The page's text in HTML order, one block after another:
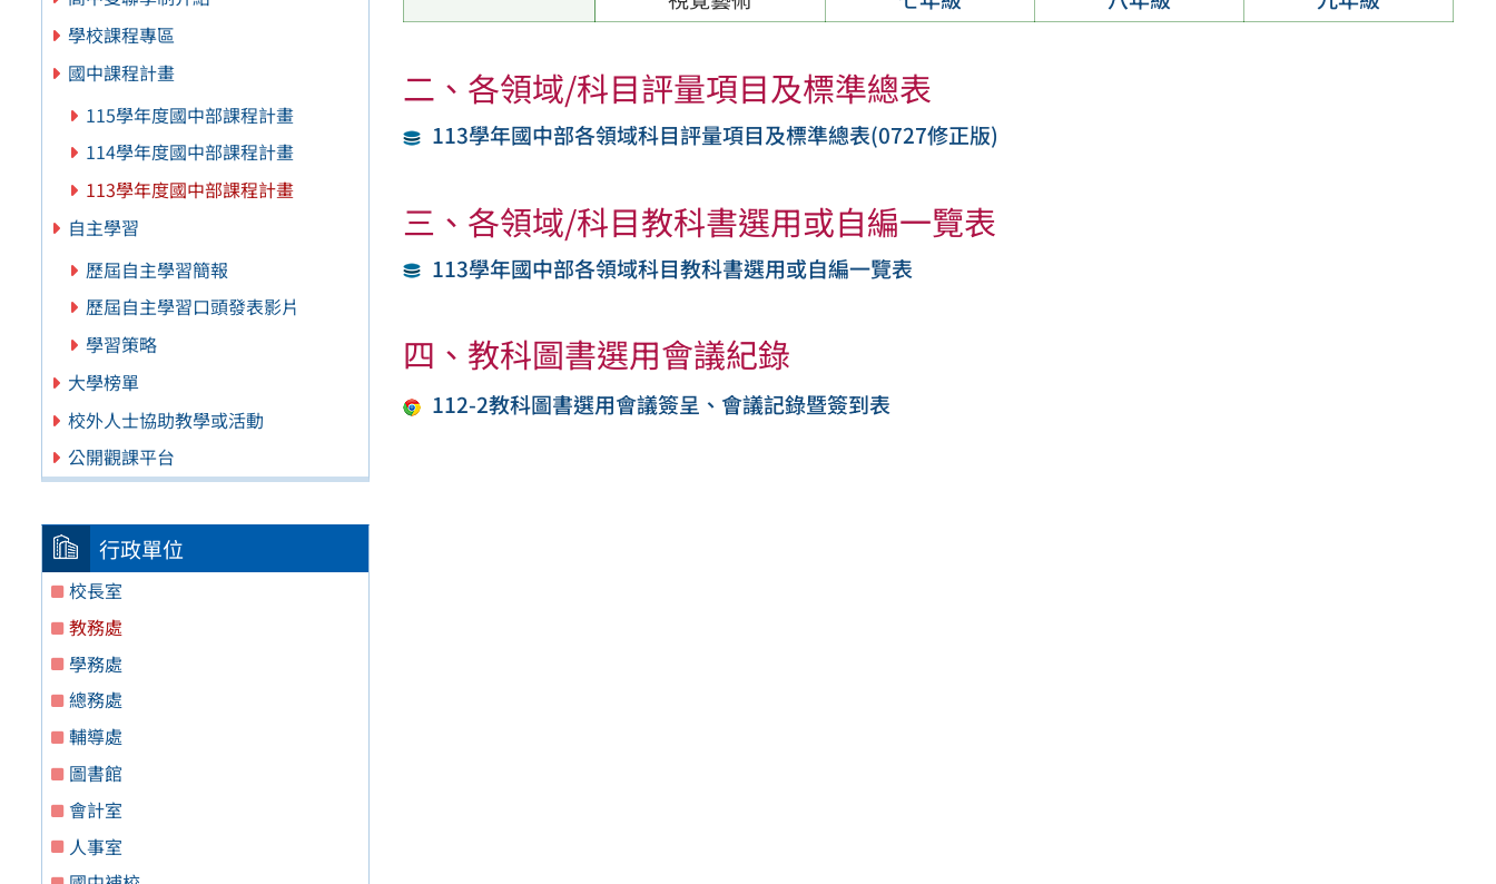
學校課程專區
國中課程計畫
115學年度國中部課程計畫
114學年度國中部課程計畫
113學年度國中部課程計畫
自主學習
歷屆自主學習簡報
歷屆自主學習口頭發表影片
學習策略
大學榜單
校外人士協助教學或活動
公開觀課平台
行政單位
校長室
教務處
學務處
總務處
輔導處
圖書館
會計室
人事室
二、各領域/科目評量項目及標準總表
113學年國中部各領域科目評量項目及標準總表(0727修正版)
三、各領域/科目教科書選用或自編一覽表
113學年國中部各領域科目教科書選用或自編一覽表
四、教科圖書選用會議紀錄
112-2教科圖書選用會議簽呈、會議記錄暨簽到表